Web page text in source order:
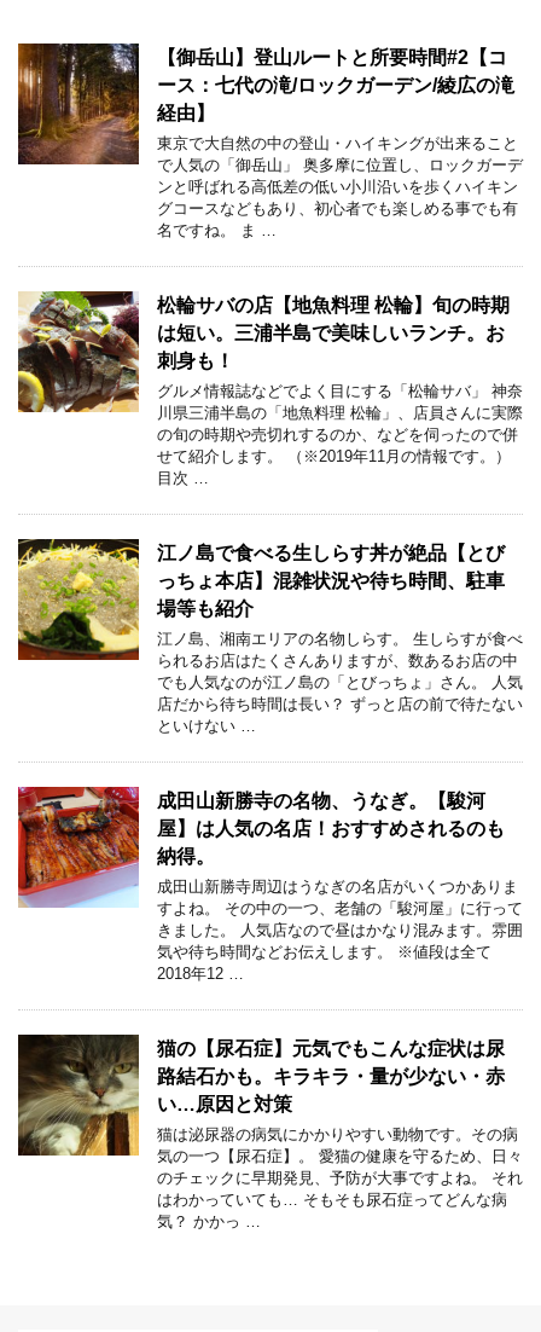
【御岳山】登山ルートと所要時間#2【コ
ース：七代の滝/ロックガーデン/綾広の滝
経由】
東京で大自然の中の登山・ハイキングが出来ること
で人気の「御岳山」 奥多摩に位置し、ロックガーデ
ンと呼ばれる高低差の低い小川沿いを歩くハイキン
グコースなどもあり、初心者でも楽しめる事でも有
名ですね。 ま …
松輪サバの店【地魚料理 松輪】旬の時期
は短い。三浦半島で美味しいランチ。お
刺身も！
グルメ情報誌などでよく目にする「松輪サバ」 神奈
川県三浦半島の「地魚料理 松輪」、店員さんに実際
の旬の時期や売切れするのか、などを伺ったので併
せて紹介します。 （※2019年11月の情報です。）
目次 …
江ノ島で食べる生しらす丼が絶品【とび
っちょ本店】混雑状況や待ち時間、駐車
場等も紹介
江ノ島、湘南エリアの名物しらす。 生しらすが食べ
られるお店はたくさんありますが、数あるお店の中
でも人気なのが江ノ島の「とびっちょ」さん。 人気
店だから待ち時間は長い？ ずっと店の前で待たない
といけない …
成田山新勝寺の名物、うなぎ。【駿河
屋】は人気の名店！おすすめされるのも
納得。
成田山新勝寺周辺はうなぎの名店がいくつかありま
すよね。 その中の一つ、老舗の「駿河屋」に行って
きました。 人気店なので昼はかなり混みます。雰囲
気や待ち時間などお伝えします。 ※値段は全て
2018年12 …
猫の【尿石症】元気でもこんな症状は尿
路結石かも。キラキラ・量が少ない・赤
い…原因と対策
猫は泌尿器の病気にかかりやすい動物です。その病
気の一つ【尿石症】。 愛猫の健康を守るため、日々
のチェックに早期発見、予防が大事ですよね。 それ
はわかっていても… そもそも尿石症ってどんな病
気？ かかっ …